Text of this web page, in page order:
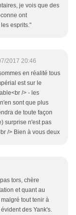
je vois que des
ont
esprits."
2017 20:46
en réalité tous
est sur le
/> - les
sont que plus
de toute façon
surprise n'est pas
/> Bien à vous deux
tors, chère
et quant au
tout tenir à
des Yank's.